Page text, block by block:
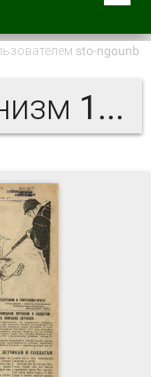
sto-ngounb
За коммунизм 1941 г.